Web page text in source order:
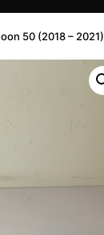
50 (2018 – 2021)